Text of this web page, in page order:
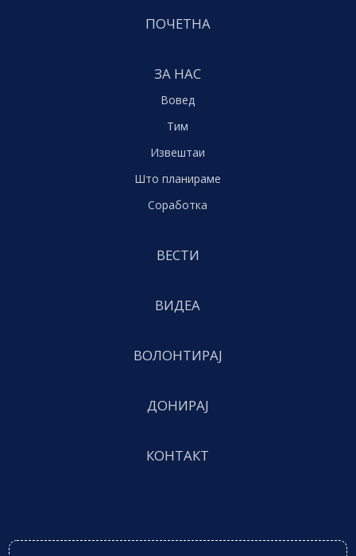
ПОЧЕТНА
ЗА НАС
Вовед
Тим
Извештаи
Што планираме
Соработка
ВЕСТИ
ВИДЕА
ВОЛОНТИРАЈ
ДОНИРАЈ
КОНТАКТ